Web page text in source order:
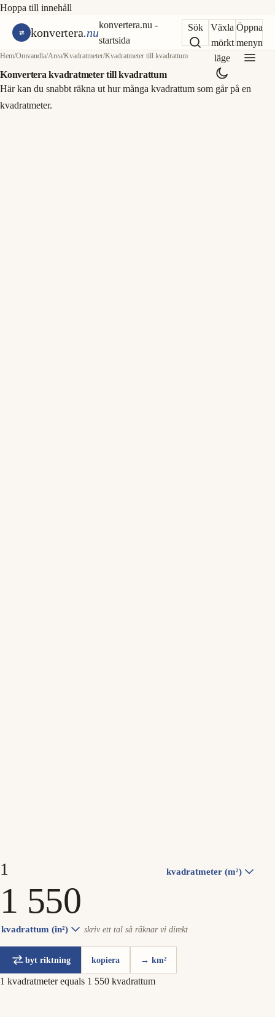
Hoppa till innehåll
konvertera.nu
konvertera.nu -
startsida
Sök
Växla
mörkt
läge
Öppna
menyn
Hem/Omvandla/Area/Kvadratmeter/Kvadratmeter till kvadrattum
Konvertera kvadratmeter till kvadrattum
Här kan du snabbt räkna ut hur många kvadrattum som går på en
kvadratmeter.
kvadratmeter (m²)
kvadrattum (in²) skriv ett tal så räknar vi direkt
byt riktning kopiera → km²
1 kvadratmeter equals 1 550 kvadrattum